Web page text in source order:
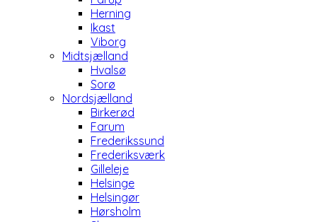
Herning
Ikast
Viborg
Midtsjælland
Hvalsø
Sorø
Nordsjælland
Birkerød
Farum
Frederikssund
Frederiksværk
Gilleleje
Helsinge
Helsingør
Hørsholm